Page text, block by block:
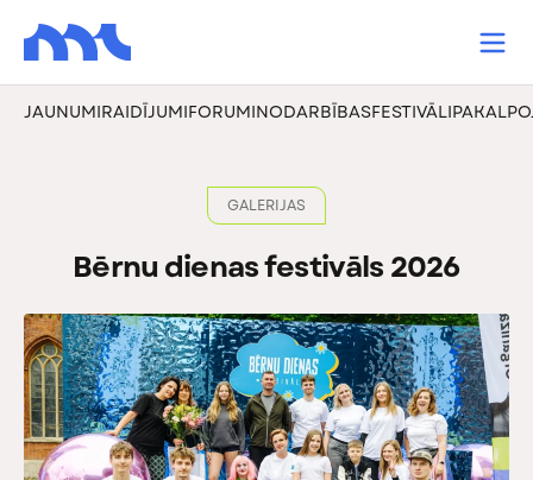
JAUNUMIRAIDĪJUMIFORUMINODARBĪBASFESTIVĀLI
GALERIJAS
Bērnu dienas festivāls 2026